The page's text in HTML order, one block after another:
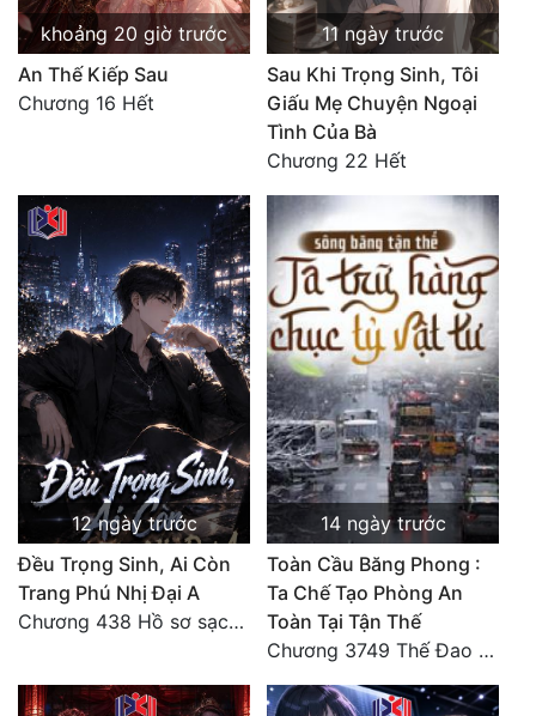
Đông Phương Huyền Huyễn
Đồng Nhân
Ngự Thú
Truyện Nam
Truyện Nữ
Vô Địch Lưu
Xây Dựng Thế Lực
Đam Mỹ
Đẹp Hiệp
Tính Cách Nhân Vật :
Sát Phạt Quyết Đoán
khoảng 20 giờ trước
An Thế Kiếp Sau
Chương 16 Hết
11 ngày trước
Sau Khi Trọng Sinh, Tôi
Giấu Mẹ Chuyện Ngoại
Tình Của Bà
Chương 22 Hết
12 ngày trước
Đều Trọng Sinh, Ai Còn
Trang Phú Nhị Đại A
Chương 438 Hồ sơ sạch sẽ và lời cảnh cáo từ nhiều phía điều tra (2/2)
14 ngày trước
Toàn Cầu Băng Phong :
Ta Chế Tạo Phòng An
Toàn Tại Tận Thế
Chương 3749 Thế Đao xuất kích